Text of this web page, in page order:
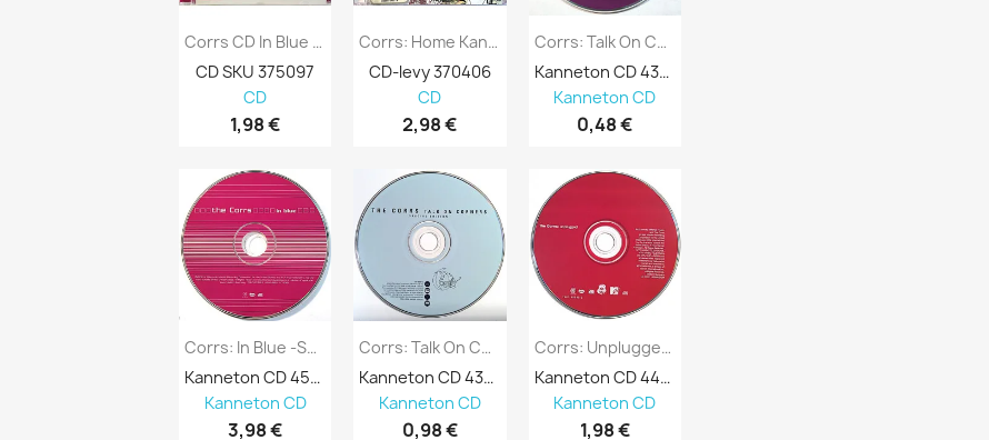
Corrs CD In Blue Kansi EX Levy EX...
CD SKU 375097
CD
1,98 €
Corrs: In Blue -Special Edition 2CD Kansi...
Kanneton CD 452631
Kanneton CD
3,98 €
Corrs: Home Kansi EX Levy EX Käytetty CD
CD-levy 370406
CD
2,98 €
Corrs: Talk On Corners (Special Edition)...
Kanneton CD 437999
Kanneton CD
0,98 €
Corrs: Talk On Corners Kansi Ei...
Kanneton CD 432900
Kanneton CD
0,48 €
Corrs: Unplugged Kansi Ei Kuvakantta Levy...
Kanneton CD 443574
Kanneton CD
1,98 €